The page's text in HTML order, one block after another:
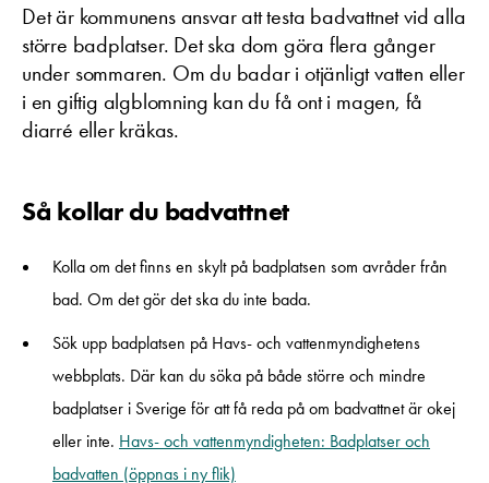
Det är kommunens ansvar att testa badvattnet vid alla
större badplatser. Det ska dom göra flera gånger
under sommaren. Om du badar i otjänligt vatten eller
i en giftig algblomning kan du få ont i magen, få
diarré eller kräkas.
Så kollar du badvattnet
Kolla om det finns en skylt på badplatsen som avråder från
bad. Om det gör det ska du inte bada.
Sök upp badplatsen på Havs- och vattenmyndighetens
webbplats. Där kan du söka på både större och mindre
badplatser i Sverige för att få reda på om badvattnet är okej
eller inte. Havs- och vattenmyndigheten: Badplatser och
badvatten (öppnas i ny flik)